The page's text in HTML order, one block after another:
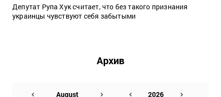
Депутат Рупа Хук считает, что без такого признания
украинцы чувствуют себя забытыми
Архив